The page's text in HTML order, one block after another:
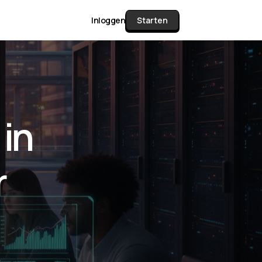
Matrix
alle pakketten en mogelijkheden
documenten verzamelen en facturen
tot controleren, boeken, bank
& klant dashboard.
Inloggen Starten